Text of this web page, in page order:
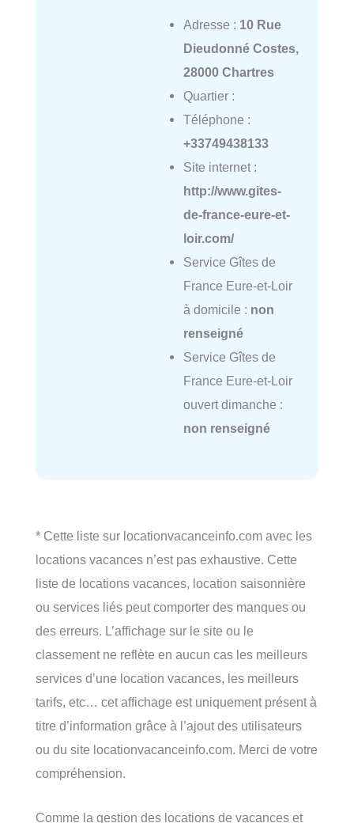
Adresse : 10 Rue
Dieudonné Costes,
28000 Chartres
Quartier :
Téléphone :
+33749438133
Site internet :
http://www.gites-
de-france-eure-et-
loir.com/
Service Gîtes de
France Eure-et-Loir
à domicile : non
renseigné
Service Gîtes de
France Eure-et-Loir
ouvert dimanche :
non renseigné
* Cette liste sur locationvacanceinfo.com avec les
locations vacances n’est pas exhaustive. Cette
liste de locations vacances, location saisonnière
ou services liés peut comporter des manques ou
des erreurs. L’affichage sur le site ou le
classement ne reflète en aucun cas les meilleurs
services d’une location vacances, les meilleurs
tarifs, etc… cet affichage est uniquement présent à
titre d’information grâce à l’ajout des utilisateurs
ou du site locationvacanceinfo.com. Merci de votre
compréhension.
Comme la gestion des locations de vacances et